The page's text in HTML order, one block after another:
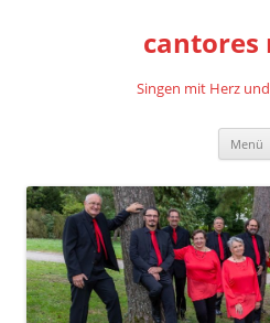
cantores
Singen mit Herz
Menü